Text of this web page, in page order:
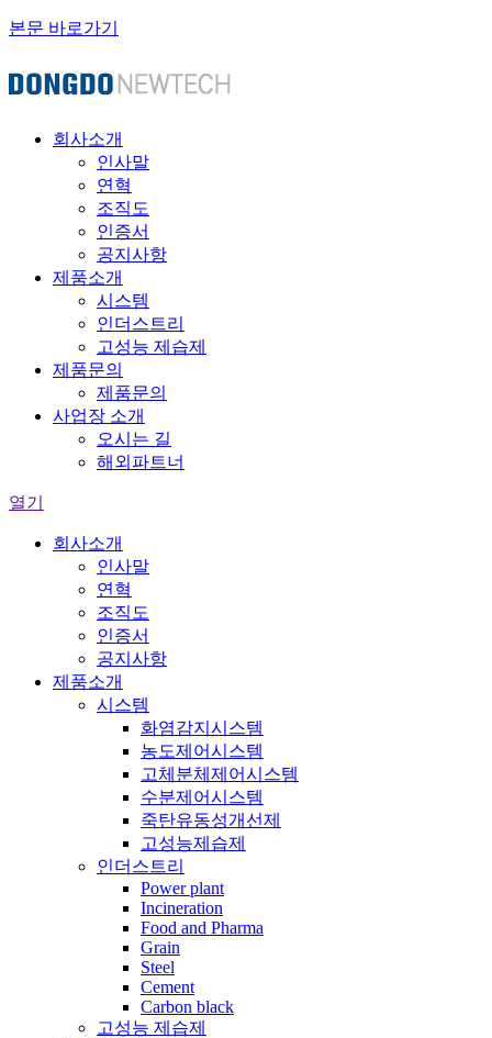
본문 바로가기
회사소개
인사말
연혁
조직도
인증서
공지사항
제품소개
시스템
인더스트리
고성능 제습제
제품문의
제품문의
사업장 소개
오시는 길
해외파트너
열기
회사소개
인사말
연혁
조직도
인증서
공지사항
제품소개
시스템
화염감지시스템
농도제어시스템
고체분체제어시스템
수분제어시스템
죽탄유동성개선제
고성능제습제
인더스트리
Power plant
Incineration
Food and Pharma
Grain
Steel
Cement
Carbon black
고성능 제습제